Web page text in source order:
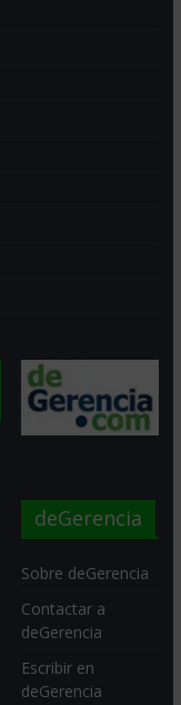
deGerencia
Sobre deGerencia
Contactar a
deGerencia
Escribir en
deGerencia